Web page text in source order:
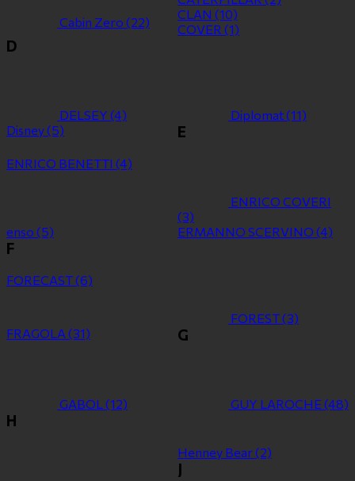
Cabin Zero (22)
CLAN (10)
COVER (1)
D
DELSEY (4) Diplomat(11)
Disney(5) E
ENRICO BENETTI (4)
ENRICO COVERI
(3)
enso (5) ERMANNO SCERVINO (4)
F
FORECAST(6)
FOREST(3)
FRAGOLA (31) G
GABOL(12) GUY LAROCHE (48)
H
Henney Bear(2)
J